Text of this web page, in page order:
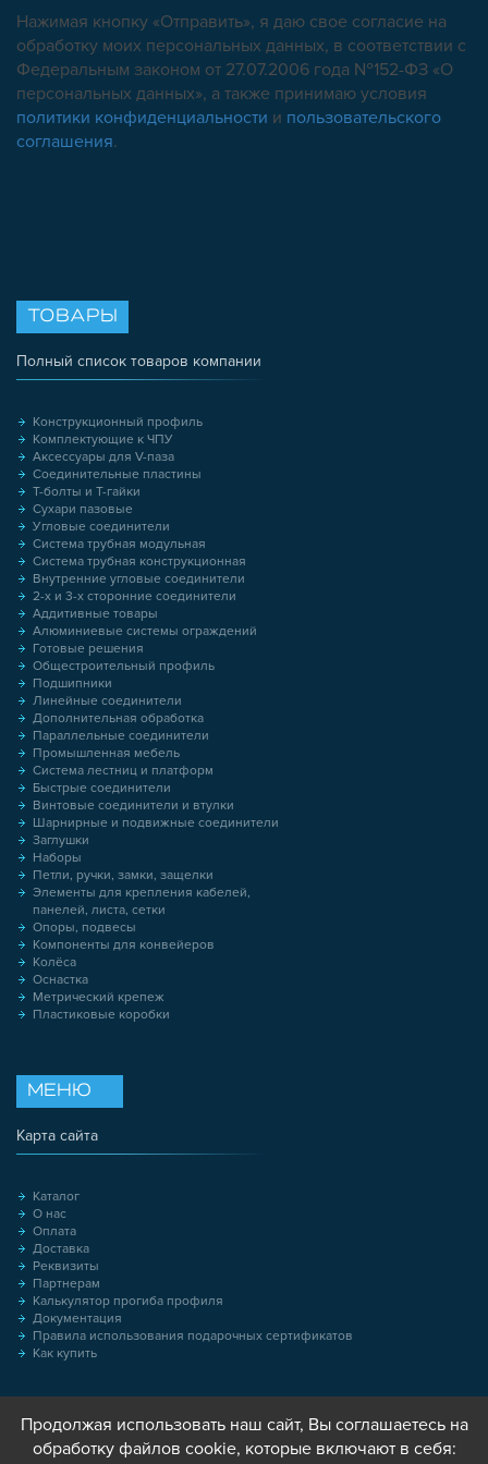
КОМПОНЕНТЫ ДЛЯ КОНВЕЙЕРОВ
КОЛЁСА
ОСНАСТКА
МЕТРИЧЕСКИЙ КРЕПЕЖ
Нажимая кнопку «Отправить», я даю свое согласие на
обработку моих персональных данных, в соответствии с
Федеральным законом от 27.07.2006 года №152-ФЗ «О
персональных данных», а также принимаю условия
политики конфиденциальности и пользовательского
соглашения.
ТОВАРЫ
Полный список товаров компании
Конструкционный профиль
Комплектующие к ЧПУ
Аксессуары для V-паза
Соединительные пластины
Т-болты и Т-гайки
Сухари пазовые
Угловые соединители
Система трубная модульная
Система трубная конструкционная
Внутренние угловые соединители
2-х и 3-х сторонние соединители
Аддитивные товары
Алюминиевые системы ограждений
Готовые решения
Общестроительный профиль
Подшипники
Линейные соединители
Дополнительная обработка
Параллельные соединители
Промышленная мебель
Система лестниц и платформ
Быстрые соединители
Винтовые соединители и втулки
Шарнирные и подвижные соединители
Заглушки
Наборы
Петли, ручки, замки, защелки
Элементы для крепления кабелей,
панелей, листа, сетки
Опоры, подвесы
Компоненты для конвейеров
Колёса
Оснастка
Метрический крепеж
Пластиковые коробки
МЕНЮ
Карта сайта
Каталог
О нас
Оплата
Доставка
Реквизиты
Партнерам
Калькулятор прогиба профиля
Документация
Правила использования подарочных сертификатов
Как купить
Продолжая использовать наш сайт, Вы соглашаетесь на
обработку файлов cookie, которые включают в себя: